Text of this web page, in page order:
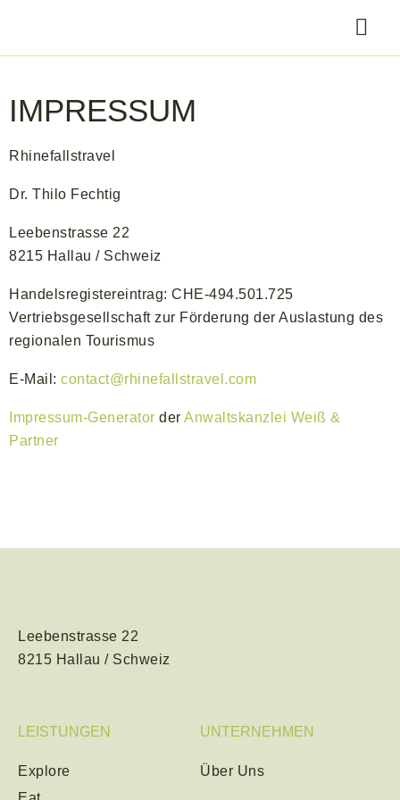
IMPRESSUM
Rhinefallstravel
Dr. Thilo Fechtig
Leebenstrasse 22
8215 Hallau / Schweiz
Handelsregistereintrag: CHE-494.501.725
Vertriebsgesellschaft zur Förderung der Auslastung des
regionalen Tourismus
E-Mail: contact@rhinefallstravel.com
Impressum-Generator der Anwaltskanzlei Weiß &
Partner
Leebenstrasse 22
8215 Hallau / Schweiz
LEISTUNGEN
Explore
UNTERNEHMEN
Über Uns